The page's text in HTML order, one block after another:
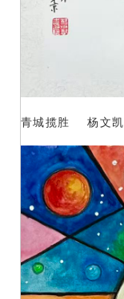
青城揽胜 杨文凯